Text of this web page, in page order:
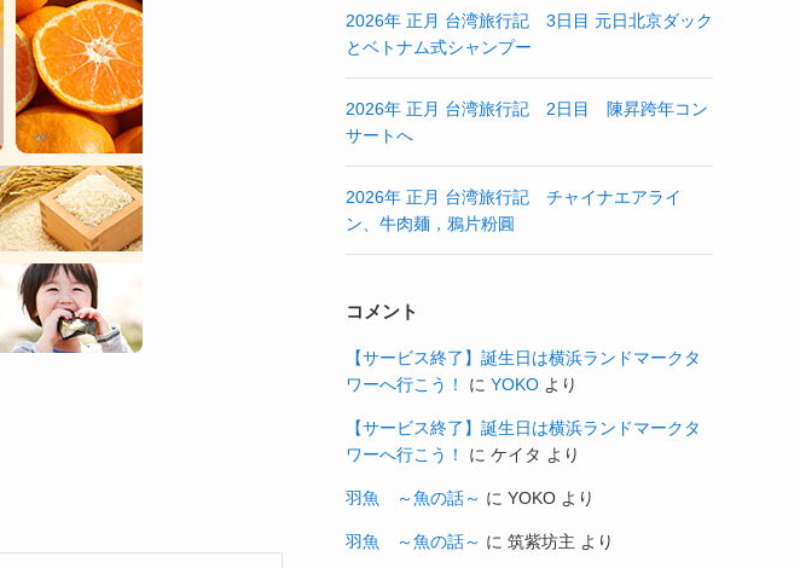
2026年 正月 台湾旅行記 3日目 元日北京ダック
とベトナム式シャンプー
2026年 正月 台湾旅行記 2日目 陳昇跨年コン
サートへ
2026年 正月 台湾旅行記 チャイナエアライ
ン、牛肉麺，鴉片粉圓
コメント
【サービス終了】誕生日は横浜ランドマークタ
ワーへ行こう！
に YOKO より
【サービス終了】誕生日は横浜ランドマークタ
ワーへ行こう！
に ケイタ より
羽魚 ～魚の話～ に YOKO より
羽魚 ～魚の話～ に 筑紫坊主 より